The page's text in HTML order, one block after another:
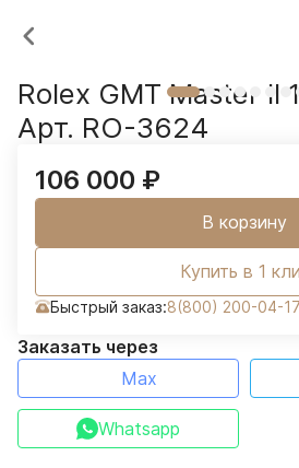
Rolex GMT Master II
Арт. RO-3624
106 000 ₽
В корзину
Купить в 1
Быстрый заказ:8(800) 200-04-17
Заказать через
Max
Whatsapp